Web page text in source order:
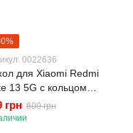
0022636
для Xiaomi Redmi
13 5G с кольцом
с золотой
на редми нот 13
gs1
грн 600 грн